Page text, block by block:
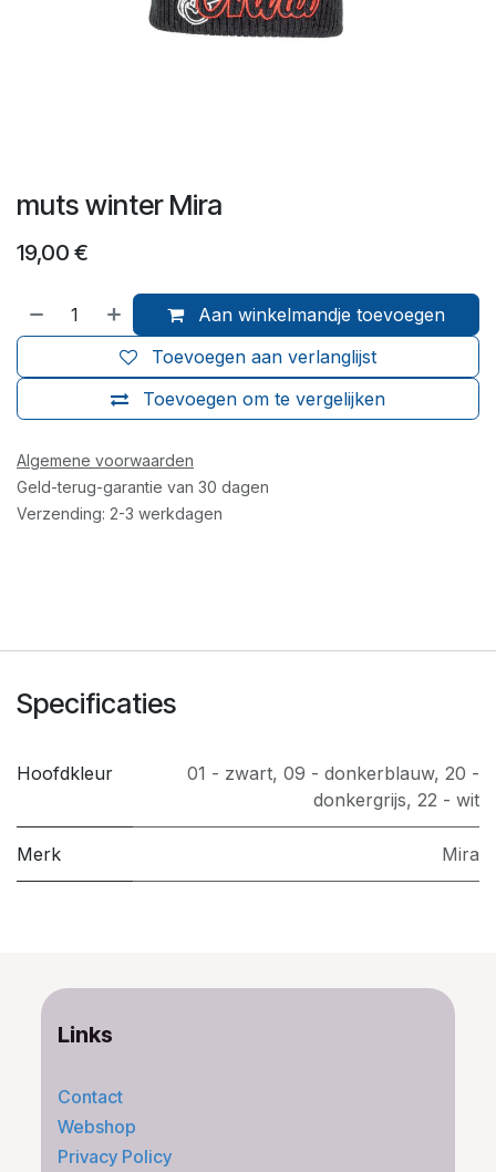
muts winter Mira
19,00 €
Aan winkelmandje toevoegen
Toevoegen om te vergelijken
Toevoegen aan verlanglijst
Algemene voorwaarden
Geld-terug-garantie van 30 dagen
Verzending: 2-3 werkdagen
Specificaties
Hoofdkleur 01 - zwart, 09 - donkerblauw, 20 -
donkergrijs, 22 - wit
Merk Mira
Links
Contact
Webshop
Privacy Policy